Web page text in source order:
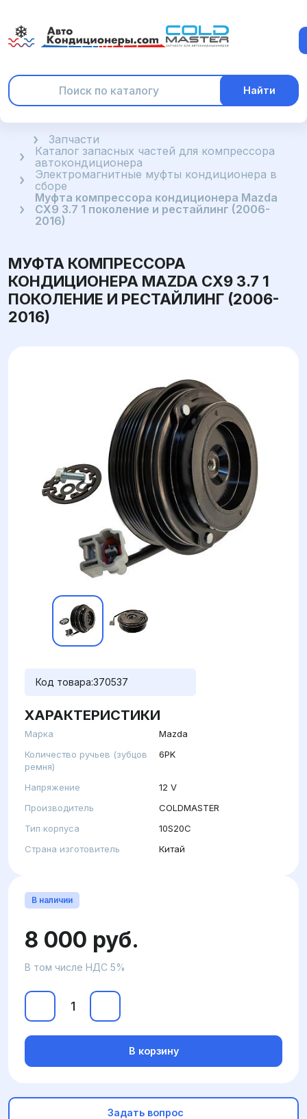
Найти
ГлавнаяЗапчасти
Каталог запасных частей для компрессора
автокондиционера
Электромагнитные муфты кондиционера в
сборе
Муфта компрессора кондиционера Mazda
CX9 3.7 1 поколение и рестайлинг (2006-
2016)
МУФТА КОМПРЕССОРА
КОНДИЦИОНЕРА MAZDA CX9 3.7 1
ПОКОЛЕНИЕ И РЕСТАЙЛИНГ (2006-
2016)
Код товара:370537
ХАРАКТЕРИСТИКИ
Марка
Mazda
Количество ручьев (зубцов
ремня)
6PK
Напряжение
12 V
Производитель
COLDMASTER
Тип корпуса
10S20C
Страна изготовитель
Китай
В наличии
8 000 руб.
В том числе НДС 5%
В корзину
Задать вопрос